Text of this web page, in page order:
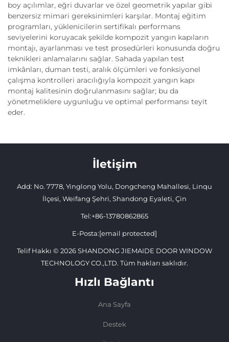
boy açılımlar, eğri duvarlar ve özel geometrik yapılar gibi
benzersiz mimari gereksinimleri karşılar. Montaj eğitim
programları, yüklenicilerin sertifikalı performans
seviyelerini koruyacak şekilde kompozit yangın kapıların
montajı, ayarlanması ve test prosedürleri konusunda doğru
teknikleri anlamalarını sağlar. Sahada yapılan test
imkânları, duman testi, aralık ölçümleri ve fonksiyonel
çalışma kontrolleri aracılığıyla kompozit yangın kapı
montaj kalitesinin doğrulanmasını sağlar; bu da
yönetmeliklere uygunluğu ve optimal performansı teyit
eder.
İletişim
Add: No. 7778, Yinglong Yolu, Dongcheng Mahallesi, Linqu
İlçesi, Weifang Şehri, Shandong Eyaleti, Çin
Tel:+86-13780862865
E-Posta:[email protected]
Telif Hakkı © 2026 SHANDONG JIEMAIDE DOOR WINDOW
TECHNOLOGY CO.,LTD. Tüm hakları saklıdır.
Hızlı Bağlantı
Ana Sayfa
Destek